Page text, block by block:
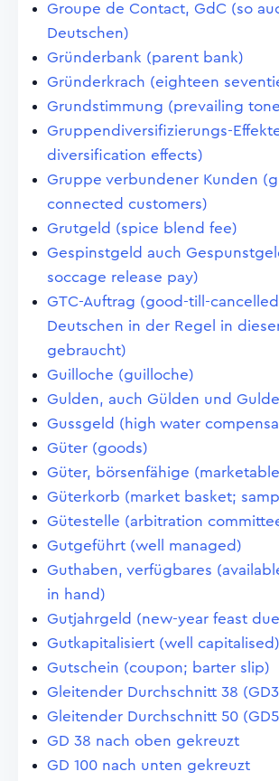
Groupe de Contact, GdC (so
Deutschen)
Gründerbank (parent bank)
Gründerkrach (eighteen
Grundstimmung (prevailing
Gruppendiversifizierungs-
diversification effects)
Gruppe verbundener Kunden
connected customers)
Grutgeld (spice blend fee)
Gespinstgeld auch
soccage release pay)
GTC-Auftrag (good-till-
Deutschen in der Regel in
gebraucht)
Guilloche (guilloche)
Gulden, auch Gülden und
Gussgeld (high water
Güter (goods)
Güter, börsenfähige
Güterkorb (market basket;
Gütestelle (arbitration
Gutgeführt (well managed)
Guthaben, verfügbares
in hand)
Gutjahrgeld (new-year feast
Gutkapitalisiert (well capitalised)
Gutschein (coupon; barter slip)
Gleitender Durchschnitt 38
Gleitender Durchschnitt 50
GD 38 nach oben gekreuzt
GD 100 nach unten gekreuzt